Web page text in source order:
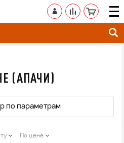
(АПАЧИ)
по параметрам
По цене